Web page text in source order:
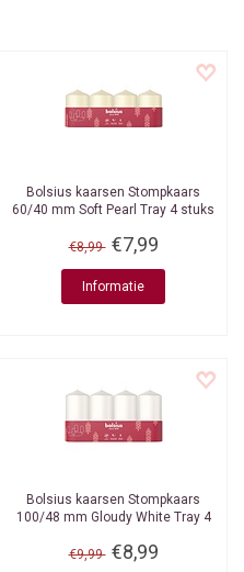
Bolsius kaarsen Stompkaars
60/40 mm Soft Pearl Tray 4 stuks
€8,99 €7,99
Informatie
Bolsius kaarsen Stompkaars
100/48 mm Gloudy White Tray 4
€9,99 €8,99